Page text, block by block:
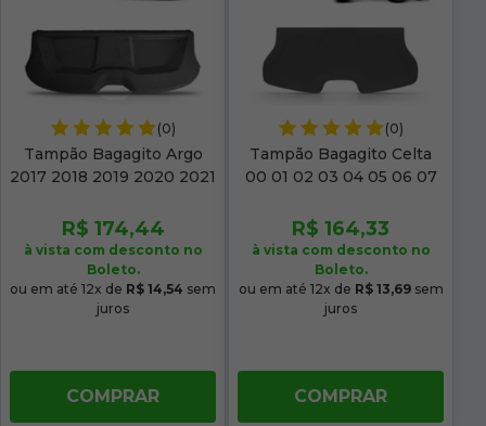
(0)
Tampão Bagagito Argo
2017 2018 2019 2020 2021
Preto
R$ 174,44
à vista com desconto no
Boleto.
ou em até 12x de R$ 14,54 sem
juros
COMPRAR
(0)
Tampão Bagagito Celta
00 01 02 03 04 05 06 07
Acarpetado Grafite
R$ 164,33
à vista com desconto no
Boleto.
ou em até 12x de R$ 13,69sem
juros
COMPRAR